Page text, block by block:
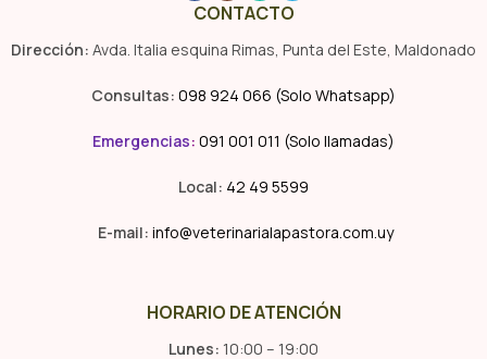
CONTACTO
Dirección: Avda. Italia esquina Rimas, Punta del Este, Maldonado
Consultas: 098 924 066 (Solo Whatsapp)
Emergencias: 091 001 011 (Solo llamadas)
Local: 42 49 5599
E-mail: info@veterinarialapastora.com.uy
HORARIO DE ATENCIÓN
Lunes: 10:00 – 19:00